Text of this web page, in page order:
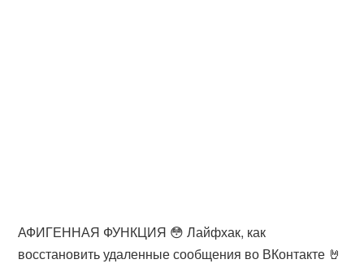
АФИГЕННАЯ ФУНКЦИЯ 😳 Лайфхак, как
восстановить удаленные сообщения во ВКонтакте 🤘